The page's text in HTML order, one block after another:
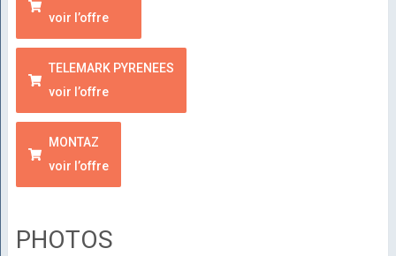
voir l’offre
TELEMARK PYRENEES
voir l’offre
MONTAZ
voir l’offre
PHOTOS